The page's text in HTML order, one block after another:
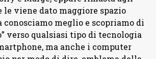
le viene dato maggiore spazio
conosciamo meglio e scopriamo di
verso qualsiasi tipo di tecnologia
ma anche i computer